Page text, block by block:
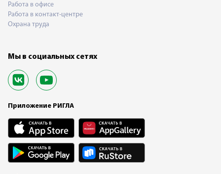
Работа в офисе
Работа в контакт-центре
Охрана труда
Мы в социальных сетях
Приложение РИГЛА